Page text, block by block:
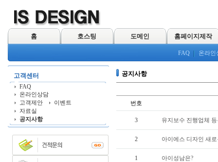
홈 호스팅 도메인 홈페이지제작
FAQ 온라인
고객센터
FAQ
온라인상담
고객제안
이벤트
자료실
공지사항
공지사항
번호
3 유지보수 진행업체
2 아이에스 디자인 새
1 아이성남은?